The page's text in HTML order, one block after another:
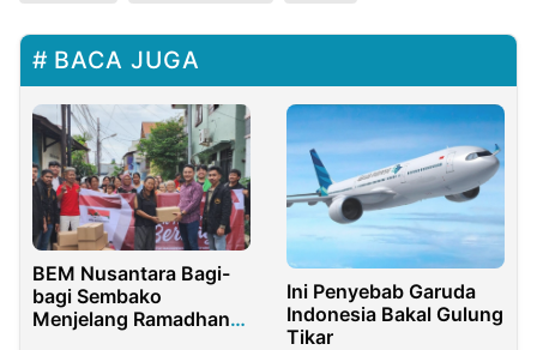
BACA JUGA
BEM Nusantara Bagi-
bagi Sembako
Menjelang Ramadhan
Ini Penyebab Garuda
Indonesia Bakal Gulung
Tikar